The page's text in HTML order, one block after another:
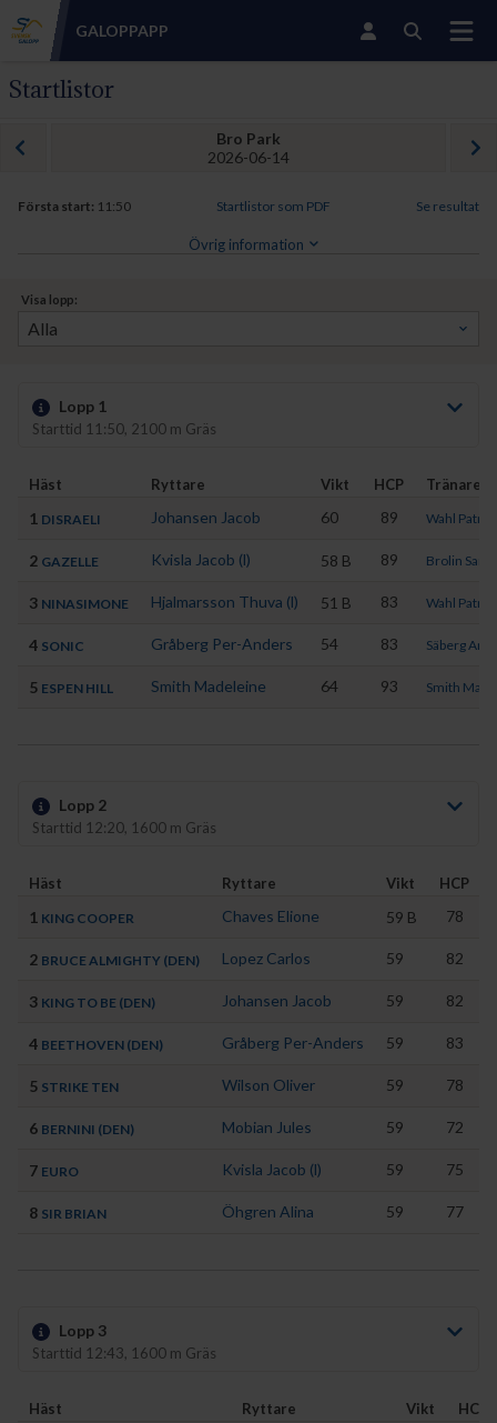
GALOPPAPP
Startlistor
Bro Park
2026-06-14
Första start: 11:50 Startlistor som PDF Se resultat
Övrig information
Visa lopp:
Lopp 1
Starttid 11:50, 2100 m Gräs
Häst Ryttare Vikt HCP Tränare
1 DISRAELI Johansen Jacob 60 89 Wahl
2 GAZELLE Kvisla Jacob (l) 58 B 89 Brolin
3 NINASIMONE Hjalmarsson Thuva (l) 51 B 83 Wahl
4 SONIC Gråberg Per-Anders 54 83 Säberg
5 ESPEN HILL Smith Madeleine 64 93 Smith
Lopp 2
Starttid 12:20, 1600 m Gräs
Häst Ryttare Vikt HCP
1 KING COOPER Chaves Elione 59 B 78
2 BRUCE ALMIGHTY (DEN) Lopez Carlos 59 82
3 KING TO BE (DEN) Johansen Jacob 59 82
4 BEETHOVEN (DEN) Gråberg Per-Anders 59 83
5 STRIKE TEN Wilson Oliver 59 78
6 BERNINI (DEN) Mobian Jules 59 72
7 EURO Kvisla Jacob (l) 59 75
8 SIR BRIAN Öhgren Alina 59 77
Lopp 3
Starttid 12:43, 1600 m Gräs
Häst Ryttare Vikt HCP